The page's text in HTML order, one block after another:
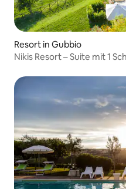
Resort in Gubbio
Nikis Resort – Suite mit 1